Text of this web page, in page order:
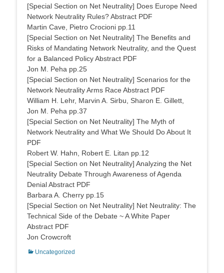
[Special Section on Net Neutrality] Does Europe Need
Network Neutrality Rules? Abstract PDF
Martin Cave, Pietro Crocioni pp.11
[Special Section on Net Neutrality] The Benefits and
Risks of Mandating Network Neutrality, and the Quest
for a Balanced Policy Abstract PDF
Jon M. Peha pp.25
[Special Section on Net Neutrality] Scenarios for the
Network Neutrality Arms Race Abstract PDF
William H. Lehr, Marvin A. Sirbu, Sharon E. Gillett,
Jon M. Peha pp.37
[Special Section on Net Neutrality] The Myth of
Network Neutrality and What We Should Do About It
PDF
Robert W. Hahn, Robert E. Litan pp.12
[Special Section on Net Neutrality] Analyzing the Net
Neutrality Debate Through Awareness of Agenda
Denial Abstract PDF
Barbara A. Cherry pp.15
[Special Section on Net Neutrality] Net Neutrality: The
Technical Side of the Debate ~ A White Paper
Abstract PDF
Jon Crowcroft
Categorias:
Uncategorized